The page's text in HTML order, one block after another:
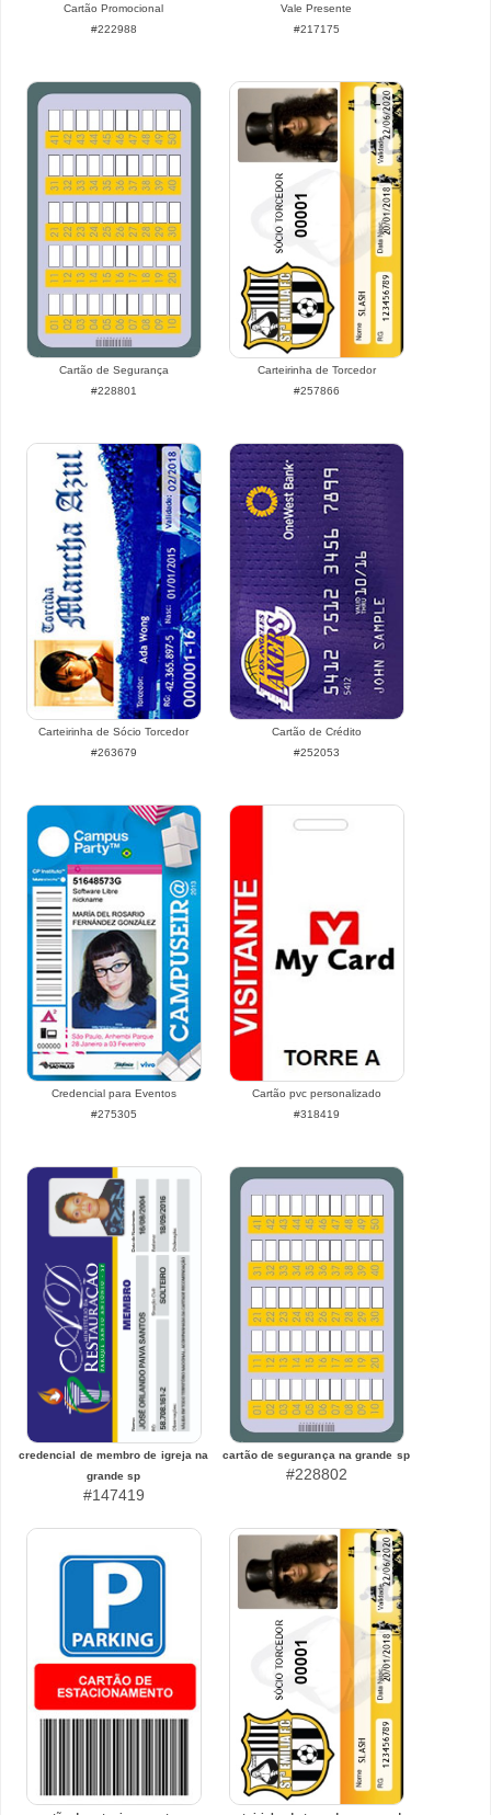
Cartão Promocional
#222988
Vale Presente
#217175
Cartão de Segurança
#228801
Carteirinha de Torcedor
#257866
Carteirinha de Sócio Torcedor
#263679
Cartão de Crédito
#252053
Credencial para Eventos
#275305
Cartão pvc personalizado
#318419
credencial de membro de igreja na
grande sp
#147419
cartão de segurança na grande sp
#228802